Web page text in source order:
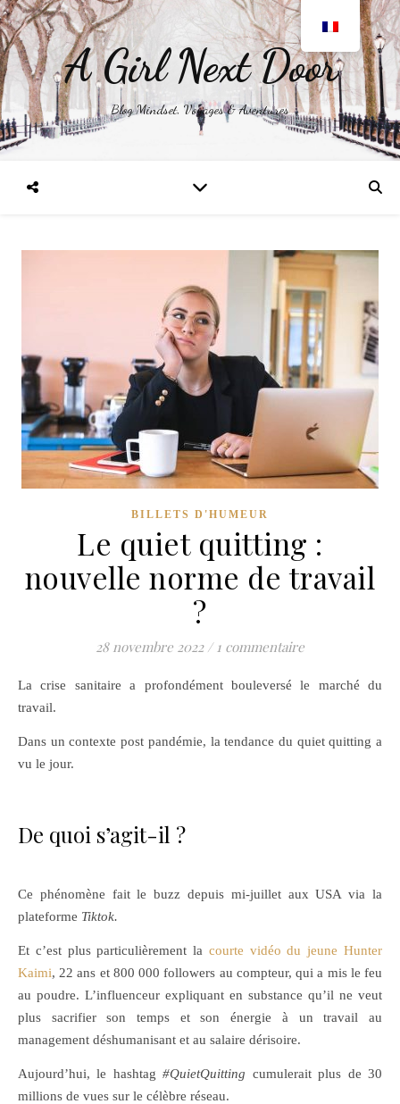
A Girl Next Door
Blog Mindset, Voyages & Aventures
BILLETS D'HUMEUR
Le quiet quitting :
nouvelle norme de travail
?
28 novembre 2022 / 1 commentaire
La crise sanitaire a profondément bouleversé le marché du
travail.
Dans un contexte post pandémie, la tendance du quiet quitting a
vu le jour.
De quoi s’agit-il ?
Ce phénomène fait le buzz depuis mi-juillet aux USA via la
plateforme Tiktok.
Et c’est plus particulièrement la courte vidéo du jeune Hunter
Kaimi, 22 ans et 800 000 followers au compteur, qui a mis le feu
au poudre. L’influenceur expliquant en substance qu’il ne veut
plus sacrifier son temps et son énergie à un travail au
management déshumanisant et au salaire dérisoire.
Aujourd’hui, le hashtag#QuietQuitting cumulerait plus de 30
millions de vues sur le célèbre réseau.